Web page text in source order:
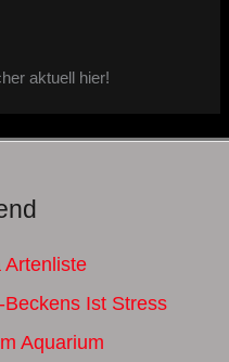
aktuell hier!
Artenliste
Ist Stress
Aquarium